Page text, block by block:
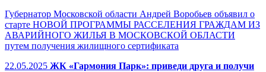
Губернатор Московской области Андрей Воробьев объявил о
старте НОВОЙ ПРОГРАММЫ РАССЕЛЕНИЯ ГРАЖДАМ ИЗ
АВАРИЙНОГО ЖИЛЬЯ В МОСКОВСКОЙ ОБЛАСТИ
путем получения жилищного сертификата
22.05.2025 ЖК «Гармония Парк»: приведи друга и получи